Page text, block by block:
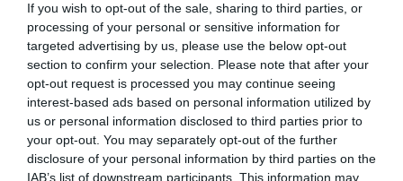
If you wish to opt-out of the sale, sharing to third parties, or
processing of your personal or sensitive information for
targeted advertising by us, please use the below opt-out
section to confirm your selection. Please note that after your
opt-out request is processed you may continue seeing
interest-based ads based on personal information utilized by
us or personal information disclosed to third parties prior to
your opt-out. You may separately opt-out of the further
disclosure of your personal information by third parties on the
IAB’s list of downstream participants. This information may
"finalmente Lampedusa e’ tornata a essere la
perla del Mediterraneo che era perche’ abbiamo
svuotato i centri d’accoglienza". E nonostante cio’
"l’Italia e’ il paese d’Europa con il piu’ alto diritto
d’asilo. Abbiamo un orientamento solidale
cattolico".